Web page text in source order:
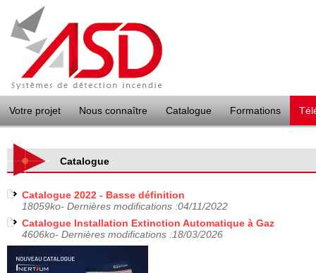
Votre projet Nous connaître Catalogue Formations
Catalogue
Catalogue 2022 - Basse définition
18059ko- Dernières modifications :04/11/2022
Catalogue Installation Extinction Automatique à Gaz
4606ko- Dernières modifications :18/03/2026
Panneau de gestion des cookies